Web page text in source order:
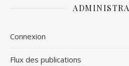
Connexion
Flux des publications